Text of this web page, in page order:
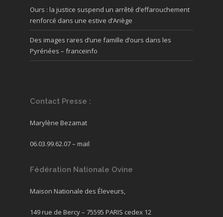
Ours : la justice suspend un arrêté d’effarouchement
renforcé dans une estive d’Ariège
Des images rares d’une famille d’ours dans les
Pyrénées – franceinfo
Contact Presse :
Marylène Bezamat
06.03.99.62.07 – mail
Fédération Nationale Ovine
Maison Nationale des Éleveurs,
149 rue de Bercy – 75595 PARIS cedex 12